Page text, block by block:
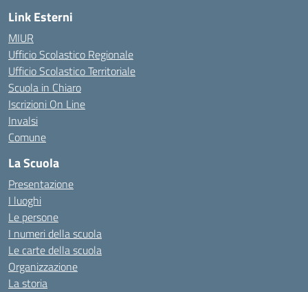
Link Esterni
MIUR
Ufficio Scolastico Regionale
Ufficio Scolastico Territoriale
Scuola in Chiaro
Iscrizioni On Line
Invalsi
Comune
La Scuola
Presentazione
I luoghi
Le persone
I numeri della scuola
Le carte della scuola
Organizzazione
La storia